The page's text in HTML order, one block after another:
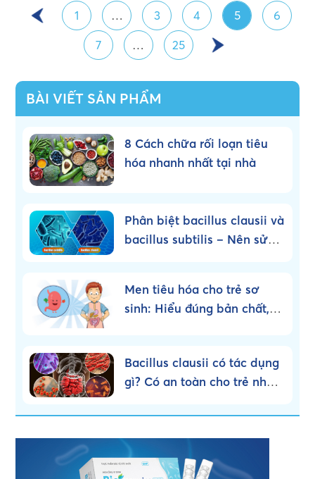
1 … 3 4 5
6
7
… 25
BÀI VIẾT SẢN PHẨM
8 Cách chữa rối loạn tiêu
hóa nhanh nhất tại nhà
Phân biệt bacillus clausii và
bacillus subtilis – Nên sử
Men tiêu hóa cho trẻ sơ
sinh: Hiểu đúng bản chất,
Bacillus clausii có tác dụng
gì? Có an toàn cho trẻ nhỏ